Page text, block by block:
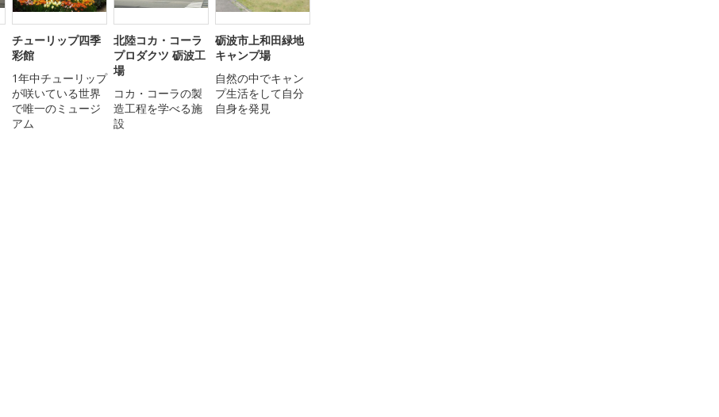
チューリップ四季
彩館
1年中チューリップ
が咲いている世界
で唯一のミュージ
アム
北陸コカ・コーラ
プロダクツ 砺波工
場
コカ・コーラの製
造工程を学べる施
設
砺波市上和田緑地
キャンプ場
自然の中でキャン
プ生活をして自分
自身を発見